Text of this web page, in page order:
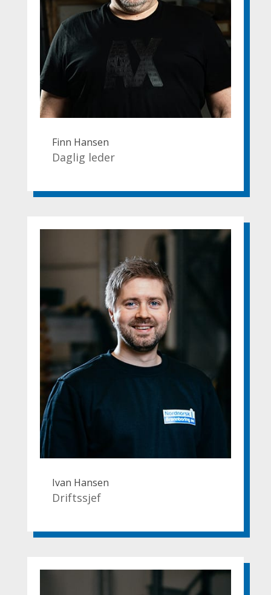
Finn Hansen
Daglig leder
Ivan Hansen
Driftssjef